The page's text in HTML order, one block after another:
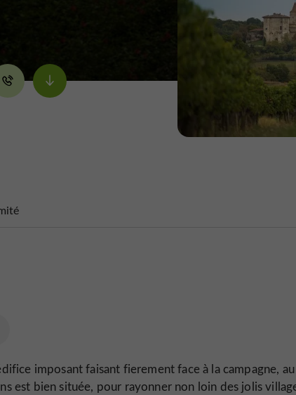
imposant faisant fierement face à la campagne,
est bien située, pour rayonner non loin des jolis